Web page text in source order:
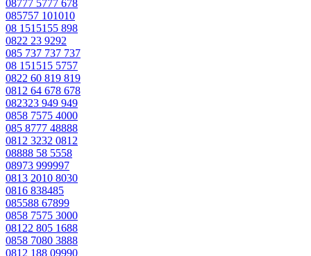
08777 5777 678
085757 101010
08 1515155 898
0822 23 9292
085 737 737 737
08 151515 5757
0822 60 819 819
0812 64 678 678
082323 949 949
0858 7575 4000
085 8777 48888
0812 3232 0812
08888 58 5558
08973 999997
0813 2010 8030
0816 838485
085588 67899
0858 7575 3000
08122 805 1688
0858 7080 3888
0812 188 09990